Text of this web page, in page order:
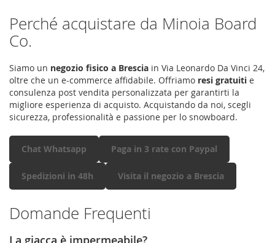
Perché acquistare da Minoia Board
Co.
Siamo un negozio fisico a Brescia in Via Leonardo Da Vinci 24,
oltre che un e-commerce affidabile. Offriamo resi gratuiti e
consulenza post vendita personalizzata per garantirti la
migliore esperienza di acquisto. Acquistando da noi, scegli
sicurezza, professionalità e passione per lo snowboard.
Chat Whatsapp Paga in 3 rate con Paypal
Spedizioni in 48h Visita il negozio a Brescia
Domande Frequenti
La giacca è impermeabile?